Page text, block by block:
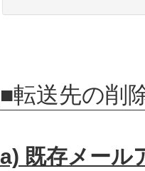
■転送先の削
a) 既存メール